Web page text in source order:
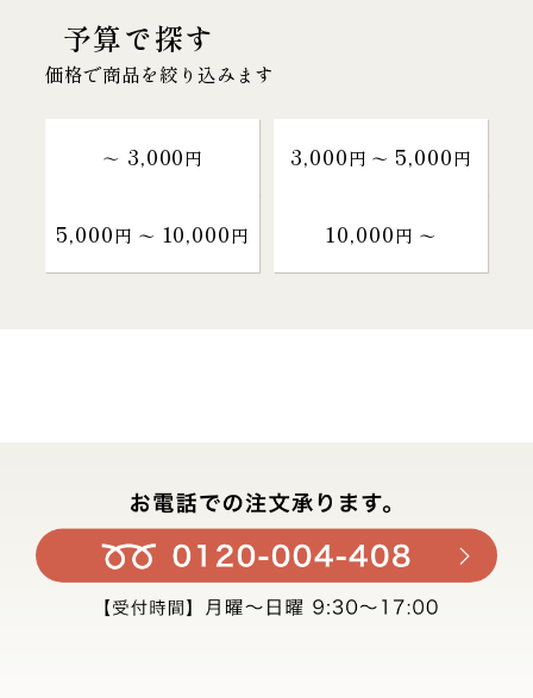
予算で探す
価格で商品を絞り込みます
～ 3,000円 3,000円 〜 5,000円
5,000円 〜 10,000円 10,000円 〜